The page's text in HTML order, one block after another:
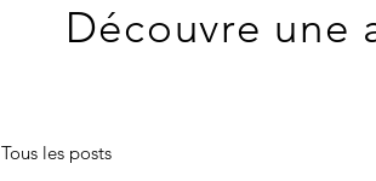
Découvre
Tous les posts